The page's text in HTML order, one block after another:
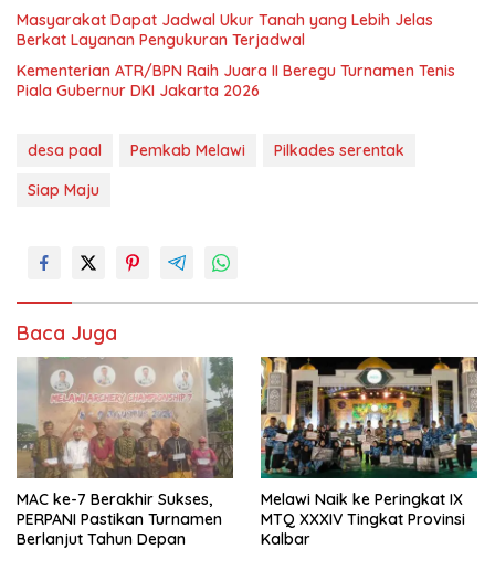
Masyarakat Dapat Jadwal Ukur Tanah yang Lebih Jelas
Berkat Layanan Pengukuran Terjadwal
Kementerian ATR/BPN Raih Juara II Beregu Turnamen Tenis
Piala Gubernur DKI Jakarta 2026
desa paal Pemkab Melawi
Pilkades serentak
Siap Maju
Baca Juga
MAC ke-7 Berakhir Sukses,
PERPANI Pastikan Turnamen
Berlanjut Tahun Depan
Melawi Naik ke Peringkat IX
MTQ XXXIV Tingkat Provinsi
Kalbar